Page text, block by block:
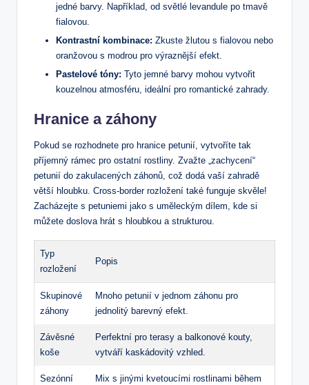
jedné barvy. Například, od světlé levandule po tmavě
fialovou.
Kontrastní kombinace: Zkuste žlutou s fialovou nebo
oranžovou s modrou pro výraznější efekt.
Pastelové tóny: Tyto jemné barvy mohou vytvořit
kouzelnou atmosféru, ideální pro romantické zahrady.
Hranice a záhony
Pokud se rozhodnete pro hranice petunií, vytvoříte tak
příjemný rámec pro ostatní rostliny. Zvažte „zachycení“
petunií do zakulacených záhonů, což dodá vaší zahradě
větší hloubku. Cross-border rozložení také funguje skvěle!
Zacházejte s petuniemi jako s uměleckým dílem, kde si
můžete doslova hrát s hloubkou a strukturou.
Typ
rozložení
Popis
Skupinové
záhony
Mnoho petunií v jednom záhonu pro
jednolitý barevný efekt.
Závěsné
koše
Perfektní pro terasy a balkonové kouty,
vytváří kaskádovitý vzhled.
Sezónní
Mix s jinými kvetoucími rostlinami během